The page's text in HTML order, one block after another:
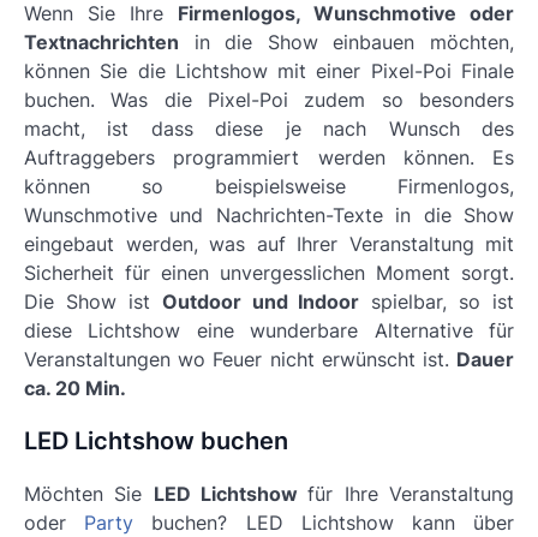
Wenn Sie Ihre Firmenlogos, Wunschmotive oder
Textnachrichten in die Show einbauen möchten,
können Sie die Lichtshow mit einer Pixel-Poi Finale
buchen. Was die Pixel-Poi zudem so besonders
macht, ist dass diese je nach Wunsch des
Auftraggebers programmiert werden können. Es
können so beispielsweise Firmenlogos,
Wunschmotive und Nachrichten-Texte in die Show
eingebaut werden, was auf Ihrer Veranstaltung mit
Sicherheit für einen unvergesslichen Moment sorgt.
Die Show ist Outdoor und Indoor spielbar, so ist
diese Lichtshow eine wunderbare Alternative für
Veranstaltungen wo Feuer nicht erwünscht ist. Dauer
ca. 20 Min.
LED Lichtshow buchen
Möchten Sie LED Lichtshowfür Ihre Veranstaltung
oder Party buchen? LED Lichtshow kann über